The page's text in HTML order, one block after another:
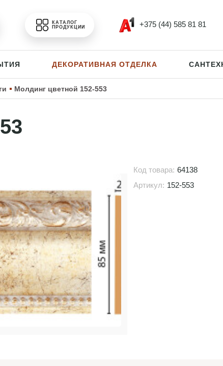
КАТАЛОГ
ПРОДУКЦИИ
+375 (44) 585 81 81
ДЕКОРАТИВНАЯ ОТДЕЛКА
Молдинг цветной 152-553
Код товара: 64138
Артикул: 152-553